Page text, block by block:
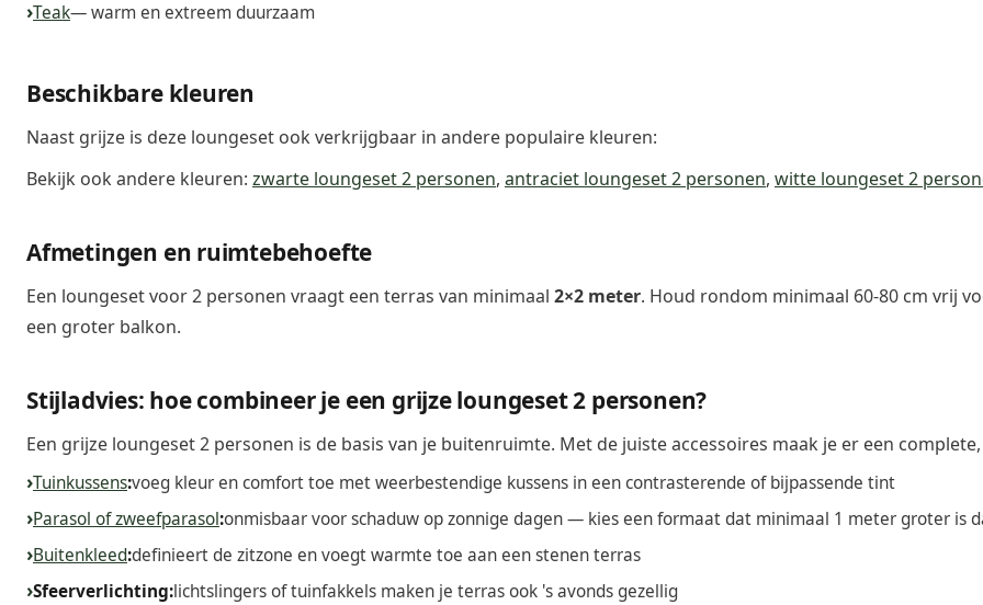
Teak— warm en extreem duurzaam
Beschikbare kleuren
Naast grijze is deze loungeset ook verkrijgbaar in andere populaire kleuren:
Bekijk ook andere kleuren: zwarte loungeset 2 personen, antraciet loungeset 2 personen, witte loungeset 2
Afmetingen en ruimtebehoefte
Een loungeset voor 2 personen vraagt een terras van minimaal 2×2 meter. Houd rondom minimaal 60-80 cm vrij
een groter balkon.
Stijladvies: hoe combineer je een grijze loungeset 2 personen?
Een grijze loungeset 2 personen is de basis van je buitenruimte. Met de juiste accessoires maak je er een
Tuinkussens:voeg kleur en comfort toe met weerbestendige kussens in een contrasterende of bijpassende tint
Parasol of zweefparasol:onmisbaar voor schaduw op zonnige dagen — kies een formaat dat minimaal 1 meter groter is
Buitenkleed:definieert de zitzone en voegt warmte toe aan een stenen terras
Sfeerverlichting:lichtslingers of tuinfakkels maken je terras ook 's avonds gezellig